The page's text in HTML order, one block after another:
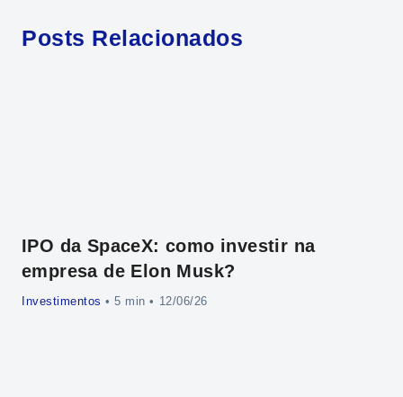
Posts Relacionados
IPO da SpaceX: como investir na
empresa de Elon Musk?
Investimentos • • 12/06/26